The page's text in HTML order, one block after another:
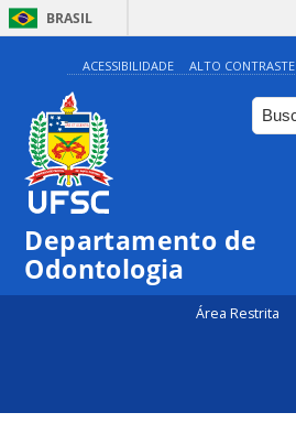
BRASIL
ACESSIBILIDADE ALTO CONTRASTE
Departamento de
Odontologia
Área Restrita